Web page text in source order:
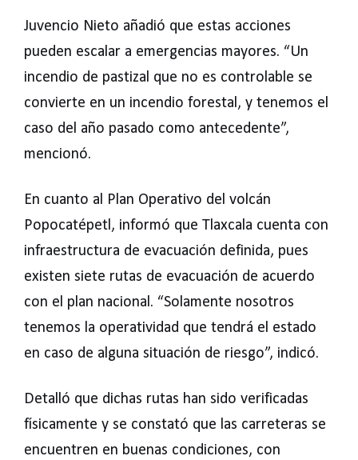
Juvencio Nieto añadió que estas acciones
pueden escalar a emergencias mayores. “Un
incendio de pastizal que no es controlable se
convierte en un incendio forestal, y tenemos el
caso del año pasado como antecedente”,
mencionó.
En cuanto al Plan Operativo del volcán
Popocatépetl, informó que Tlaxcala cuenta con
infraestructura de evacuación definida, pues
existen siete rutas de evacuación de acuerdo
con el plan nacional. “Solamente nosotros
tenemos la operatividad que tendrá el estado
en caso de alguna situación de riesgo”, indicó.
Detalló que dichas rutas han sido verificadas
físicamente y se constató que las carreteras se
encuentren en buenas condiciones, con